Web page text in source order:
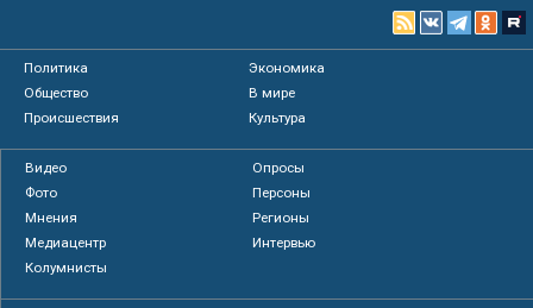
Политика
Экономика
Общество
В мире
Происшествия
Культура
Видео
Опросы
Фото
Персоны
Мнения
Регионы
Медиацентр
Интервью
Колумнисты